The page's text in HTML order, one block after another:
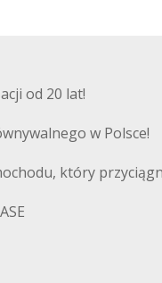
od 20 lat!
w Polsce!
który